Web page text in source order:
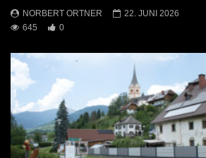
NORBERT ORTNER
22. JUNI 2026
645
0